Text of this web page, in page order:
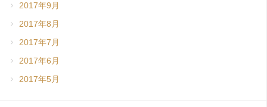
2017年9月
2017年8月
2017年7月
2017年6月
2017年5月